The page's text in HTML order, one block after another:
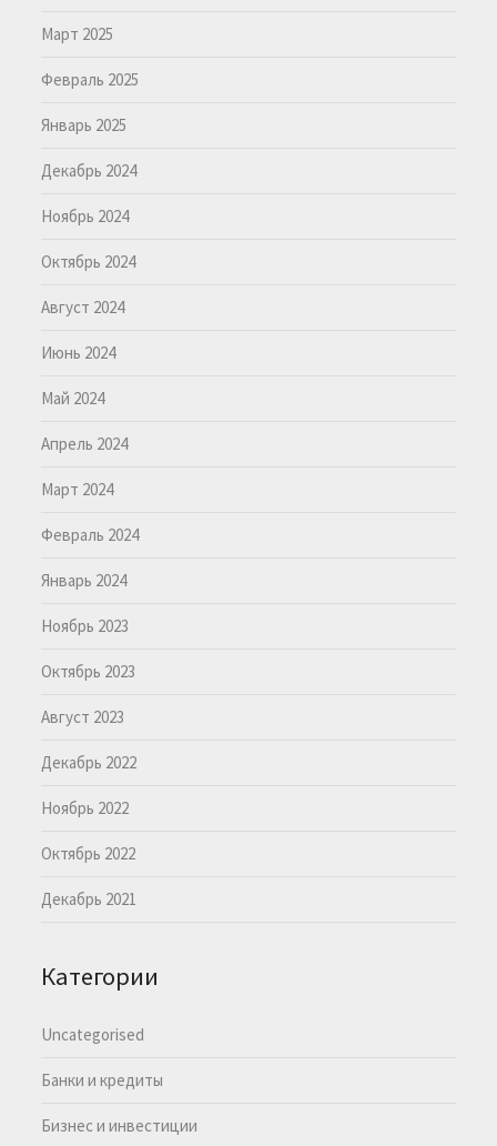
Март 2025
Февраль 2025
Январь 2025
Декабрь 2024
Ноябрь 2024
Октябрь 2024
Август 2024
Июнь 2024
Май 2024
Апрель 2024
Март 2024
Февраль 2024
Январь 2024
Ноябрь 2023
Октябрь 2023
Август 2023
Декабрь 2022
Ноябрь 2022
Октябрь 2022
Декабрь 2021
Категории
Uncategorised
Банки и кредиты
Бизнес и инвестиции